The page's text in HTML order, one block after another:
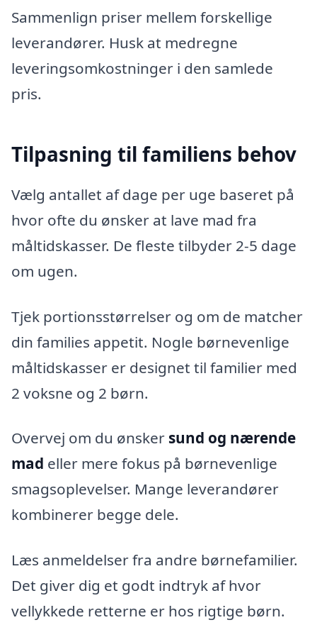
Sammenlign priser mellem forskellige
leverandører. Husk at medregne
leveringsomkostninger i den samlede
pris.
Tilpasning til familiens behov
Vælg antallet af dage per uge baseret på
hvor ofte du ønsker at lave mad fra
måltidskasser. De fleste tilbyder 2-5 dage
om ugen.
Tjek portionsstørrelser og om de matcher
din families appetit. Nogle børnevenlige
måltidskasser er designet til familier med
2 voksne og 2 børn.
Overvej om du ønsker sund og nærende
mad eller mere fokus på børnevenlige
smagsoplevelser. Mange leverandører
kombinerer begge dele.
Læs anmeldelser fra andre børnefamilier.
Det giver dig et godt indtryk af hvor
vellykkede retterne er hos rigtige børn.